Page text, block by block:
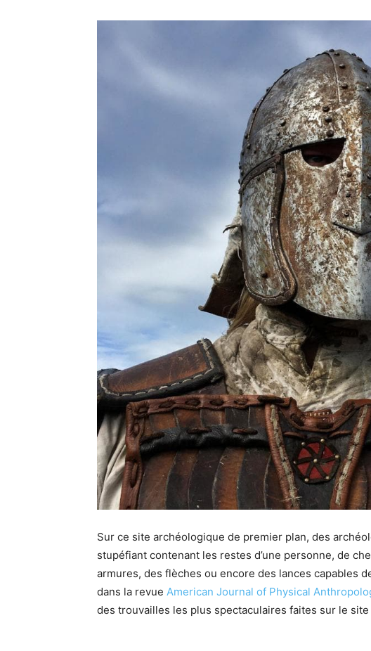
Sur ce site archéologique de premier plan, des
stupéfiant contenant les restes d’une personne, de
armures, des flèches ou encore des lances capables
dans la revue American Journal of Physical
des trouvailles les plus spectaculaires faites sur le site